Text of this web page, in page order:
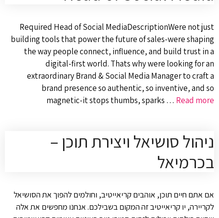
Required Head of Social MediaDescriptionWere not just
building tools that power the future of sales-were shaping
the way people connect, influence, and build trust in a
digital-first world. Thats why were looking for an
extraordinary Brand & Social Media Manager to craft a
brand presence so authentic, so inventive, and so
magnetic-it stops thumbs, sparks … Read more
ניהול סושיאל ויצירת תוכן –
בכרמיאל
אם אתם חיים תוכן, אוהבים קריאייטיב, וחולמים להפוך את הסושיאל
לקריירה, יו קריאייטיב זה המקום בשבילכם. אנחנו מחפשים את אלה